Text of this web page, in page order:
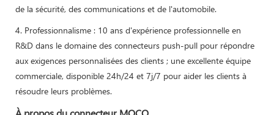
de la sécurité, des communications et de l'automobile.
4. Professionnalisme : 10 ans d'expérience professionnelle en
R&D dans le domaine des connecteurs push-pull pour répondre
aux exigences personnalisées des clients ; une excellente équipe
commerciale, disponible 24h/24 et 7j/7 pour aider les clients à
résoudre leurs problèmes.